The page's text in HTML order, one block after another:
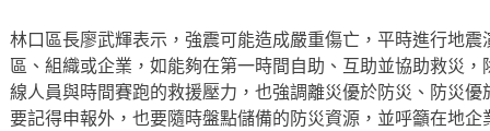
林口區長廖武輝表示，強震可能造成嚴重傷亡，平時進行地
區、組織或企業，如能夠在第一時間自助、互助並協助救災
線人員與時間賽跑的救援壓力，也強調離災優於防災、防災
要記得申報外，也要隨時盤點儲備的防災資源，並呼籲在地